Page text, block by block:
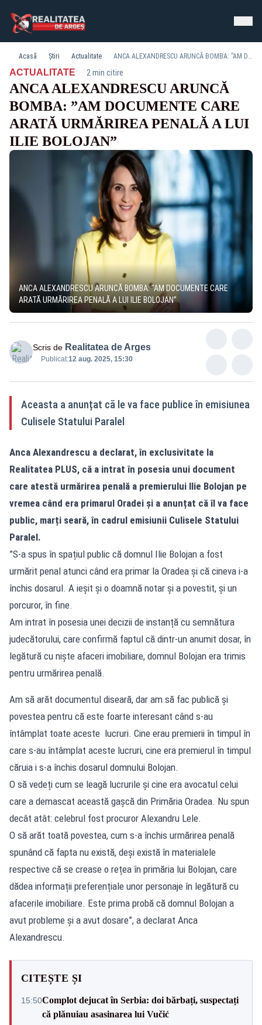
Acasă Știri Actualitate ANCA ALEXANDRESCU ARUNCĂ BOMBA: ”AM DOCUMENTE CARE ARATĂ URMĂRIREA PENALĂ A LUI ILIE BOLOJAN”
ACTUALITATE· 2 min citire
ANCA ALEXANDRESCU ARUNCĂ
BOMBA: ”AM DOCUMENTE CARE
ARATĂ URMĂRIREA PENALĂ A LUI
ILIE BOLOJAN”
ANCA ALEXANDRESCU ARUNCĂ BOMBA: ”AM DOCUMENTE CARE
ARATĂ URMĂRIREA PENALĂ A LUI ILIE BOLOJAN”
Scris de Realitatea de Arges
Publicat:12 aug. 2025, 15:30
Aceasta a anunțat că le va face publice în emisiunea
Culisele Statului Paralel
Anca Alexandrescu a declarat, în exclusivitate la
Realitatea PLUS, că a intrat în posesia unui document
care atestă urmărirea penală a premierului Ilie Bolojan pe
vremea când era primarul Oradei și a anunțat că îl va face
public, marți seară, în cadrul emisiunii Culisele Statului
Paralel.
”S-a spus în spațiul public că domnul Ilie Bolojan a fost
urmărit penal atunci când era primar la Oradea și că cineva i-a
închis dosarul. A ieșit și o doamnă notar și a povestit, și un
porcuror, în fine.
Am intrat în posesia unei decizii de instanță cu semnătura
judecătorului, care confirmă faptul că dintr-un anumit dosar, în
legătură cu niște afaceri imobiliare, domnul Bolojan era trimis
pentru urmărirea penală.
Am să arăt documentul diseară, dar am să fac publică și
povestea pentru că este foarte interesant când s-au
întâmplat toate aceste lucruri. Cine erau premierii în timpul în
care s-au întâmplat aceste lucruri, cine era premierul în timpul
căruia i s-a închis dosarul domnului Bolojan.
O să vedeți cum se leagă lucrurile și cine era avocatul celui
care a demascat această gașcă din Primăria Oradea. Nu spun
decât atât: celebrul fost procuror Alexandru Lele.
O să arăt toată povestea, cum s-a închis urmărirea penală
spunând că fapta nu există, deși există în materialele
respective că se crease o rețea în primăria lui Bolojan, care
dădea informații preferențiale unor personaje în legătură cu
afacerile imobiliare. Este prima probă că domnul Bolojan a
avut probleme și a avut dosare”, a declarat Anca
Alexandrescu.
CITEȘTE ȘI
15:50Complot dejucat în Serbia: doi bărbați, suspectați
că plănuiau asasinarea lui Vučić